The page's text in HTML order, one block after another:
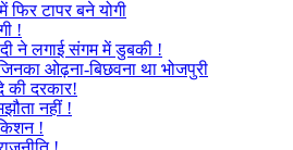
फिर टापर बने योगी
!
ने लगाई संगम में डुबकी !
ओढ़ना-बिछवना था भोजपुरी
की दरकार!
नहीं !
!